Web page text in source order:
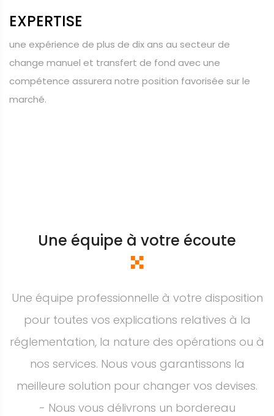
EXPERTISE
une expérience de plus de dix ans au secteur de
change manuel et transfert de fond avec une
compétence assurera notre position favorisée sur le
marché.
Une équipe à votre écoute
Une équipe professionnelle à votre disposition
pour toutes vos explications relatives à la
réglementation, la nature des opérations ou à
nos services. Nous vous garantissons la
meilleure solution pour changer vos devises.
- Nous vous délivrons un bordereau